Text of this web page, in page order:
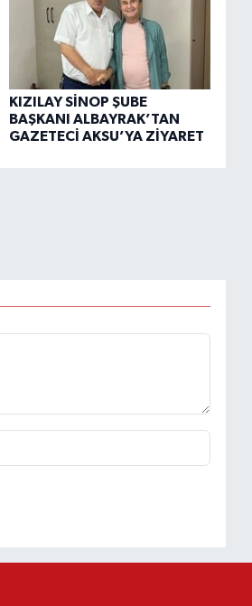
KIZILAY SİNOP ŞUBE
BAŞKANI ALBAYRAK’TAN
GAZETECİ AKSU’YA ZİYARET